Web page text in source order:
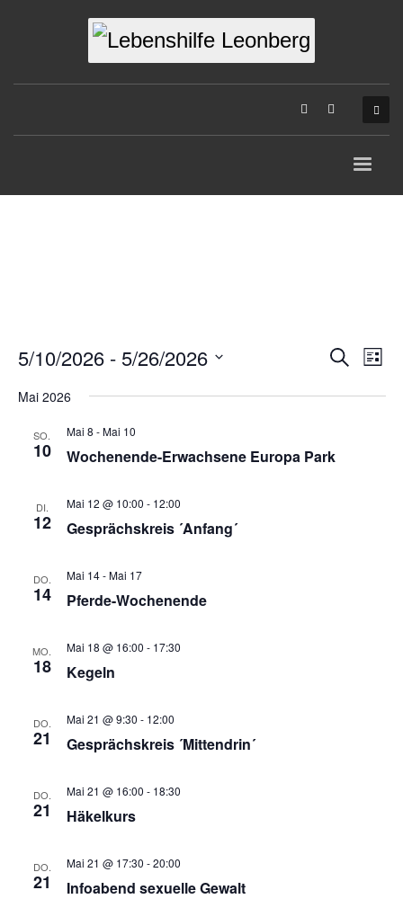
Suche
Suche
Liste
5/10/2026 - 5/26/2026
wählen.
Mai 2026
SO.
10
Mai 8 -Mai 10
Wochenende-Erwachsene Europa Park
DI.
12
Mai 12 @ 10:00 - 12:00
Gesprächskreis ´Anfang´
DO.
14
Mai 14-Mai 17
Pferde-Wochenende
MO.
18
Mai 18 @ 16:00 - 17:30
Kegeln
DO.
21
Mai 21 @ 9:30 - 12:00
Gesprächskreis ´Mittendrin´
DO.
21
Mai 21 @ 16:00 - 18:30
Häkelkurs
DO.
21
Mai 21 @ 17:30 -20:00
Infoabend sexuelle Gewalt